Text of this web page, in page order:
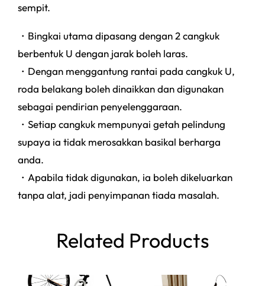
sempit.
・Bingkai utama dipasang dengan 2 cangkuk
berbentuk U dengan jarak boleh laras.
・Dengan menggantung rantai pada cangkuk U,
roda belakang boleh dinaikkan dan digunakan
sebagai pendirian penyelenggaraan.
・Setiap cangkuk mempunyai getah pelindung
supaya ia tidak merosakkan basikal berharga
anda.
・Apabila tidak digunakan, ia boleh dikeluarkan
tanpa alat, jadi penyimpanan tiada masalah.
Related Products